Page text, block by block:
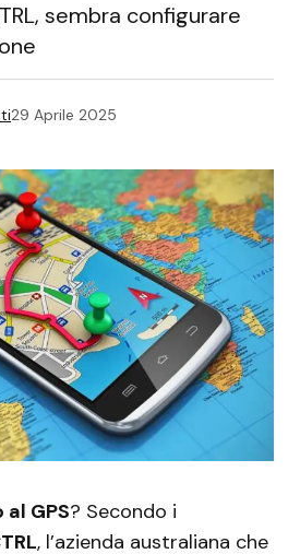
sembra configurare
29 Aprile 2025
GPS? Secondo i
, l’azienda australiana che